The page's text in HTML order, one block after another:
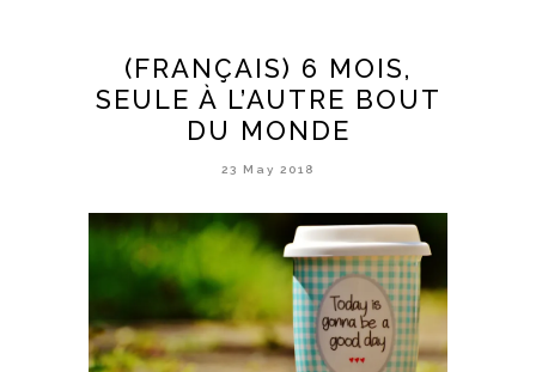
(FRANÇAIS) 6 MOIS,
SEULE À L’AUTRE BOUT
DU MONDE
23 May 2018